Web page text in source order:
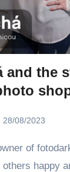
and the
28/08/2023
happy